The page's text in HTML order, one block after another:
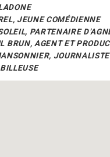
JEUNE COMÉDIENNE
PARTENAIRE
BRUN, AGENT ET
JOURNALISTE